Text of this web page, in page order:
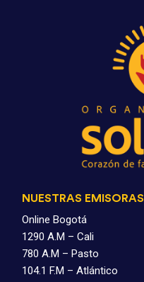
NUESTRAS EMISORAS
Online Bogotá
1290 A.M – Cali
780 A.M – Pasto
104.1 F.M – Atlántico